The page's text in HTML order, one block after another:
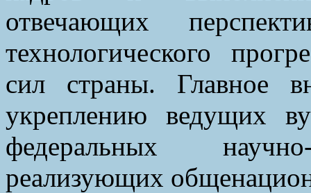
отвечающих
технологического
сил страны. Главное
укреплению ведущих
федеральных
реализующих